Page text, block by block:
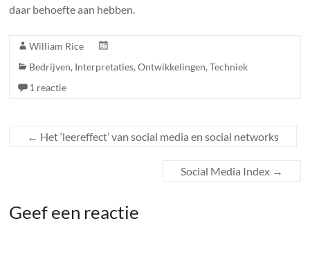
daar behoefte aan hebben.
William Rice
Bedrijven, Interpretaties,Ontwikkelingen,Techniek
1 reactie
← Het ‘leereffect’ van social media en social networks
Social Media Index →
Geef een reactie